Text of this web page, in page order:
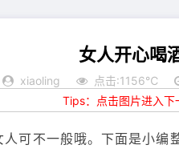
女人开心喝
xiaoling 点击:1156℃
Tips：点击图片进入下
可不一般哦。下面是小编